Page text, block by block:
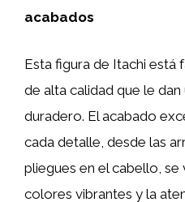
acabados
Esta figura de Itachi está
de alta calidad que le
duradero. El acabado
cada detalle, desde las
pliegues en el cabello, se
colores vibrantes y la